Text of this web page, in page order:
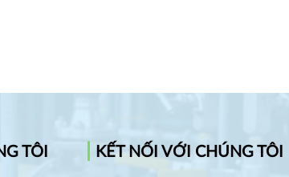
TÔI KẾT NỐI VỚI CHÚNG TÔI